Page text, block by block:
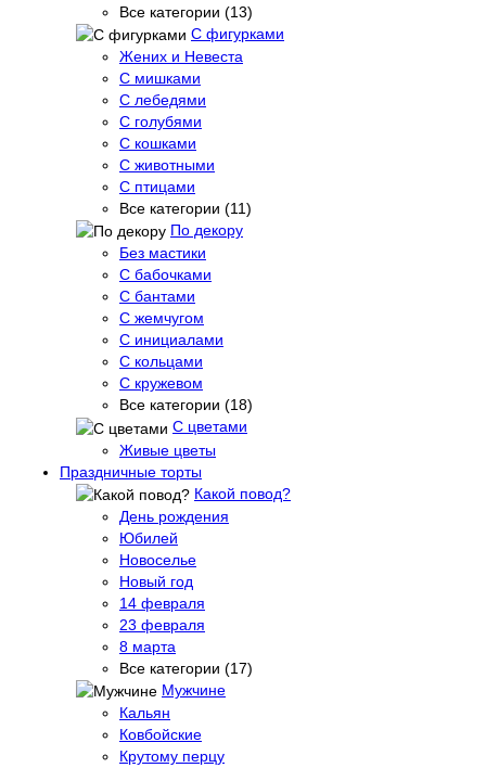
Все категории (13)
С фигурками
Жених и Невеста
С мишками
С лебедями
С голубями
С кошками
С животными
С птицами
Все категории (11)
По декору
Без мастики
С бабочками
С бантами
С жемчугом
С инициалами
С кольцами
С кружевом
Все категории (18)
С цветами
Живые цветы
Праздничные торты
Какой повод?
День рождения
Юбилей
Новоселье
Новый год
14 февраля
23 февраля
8 марта
Все категории (17)
Мужчине
Кальян
Ковбойские
Крутому перцу